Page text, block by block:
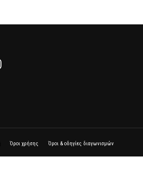
Όροι χρήσης Όροι & οδηγίες διαγωνισμών